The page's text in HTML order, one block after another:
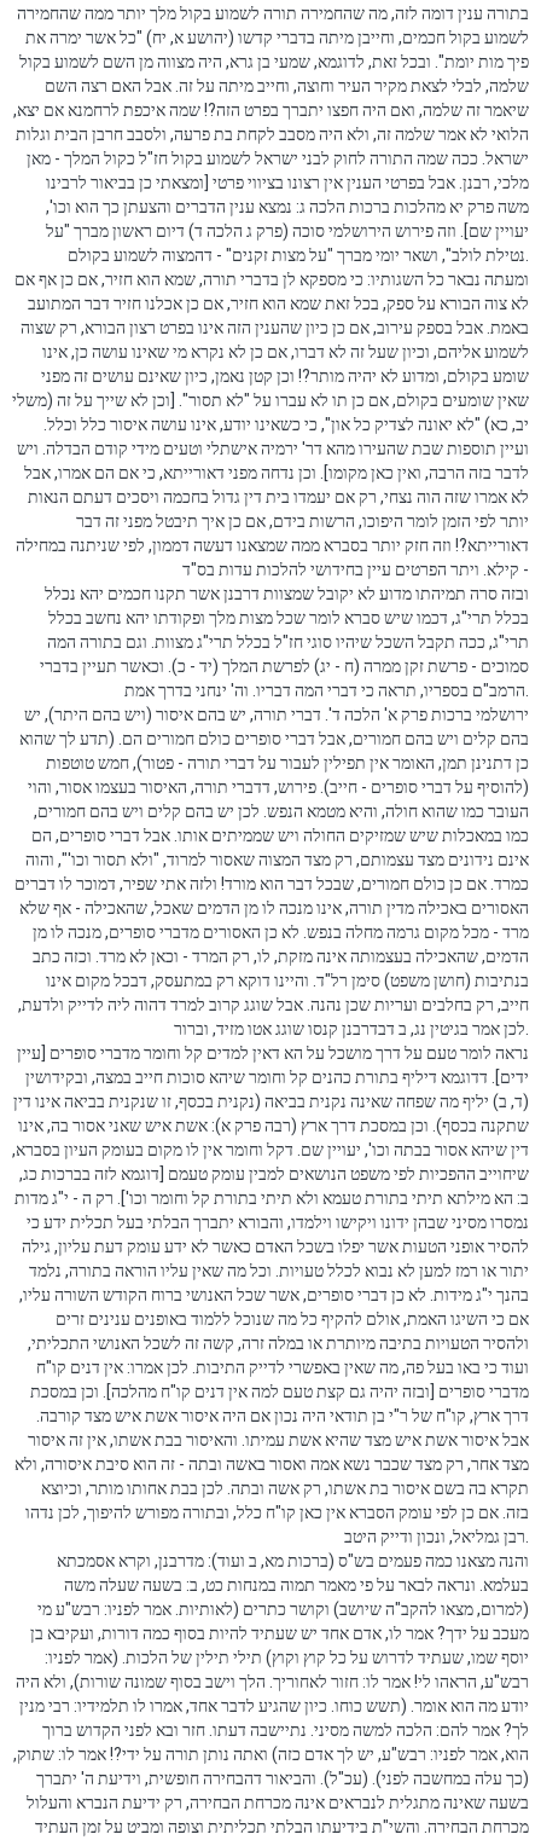
בתורה ענין דומה לזה, מה שהחמירה תורה לשמוע בקול מלך יותר ממה שהחמירה
לשמוע בקול חכמים, וחייבן מיתה בדברי קדשו (יהושע א, יח) "כל אשר ימרה את
פיך מות יומת". ובכל זאת, לדוגמא, שמעי בן גרא, היה מצווה מן השם לשמוע בקול
שלמה, לבלי לצאת מקיר העיר וחוצה, וחייב מיתה על זה. אבל האם רצה השם
שיאמר זה שלמה, ואם היה חפצו יתברך בפרט הזה?! שמה איכפת לרחמנא אם יצא,
הלואי לא אמר שלמה זה, ולא היה מסבב לקחת בת פרעה, ולסבב חרבן הבית וגלות
ישראל. ככה שמה התורה לחוק לבני ישראל לשמוע בקול חז"ל כקול המלך - מאן
מלכי, רבנן. אבל בפרטי הענין אין רצונו בציווי פרטי [ומצאתי כן בביאור לרבינו
משה פרק יא מהלכות ברכות הלכה ג: נמצא ענין הדברים והצעתן כך הוא וכו',
יעויין שם]. וזה פירוש הירושלמי סוכה (פרק ג הלכה ד) דיום ראשון מברך "על
ומעתה נבאר כל השגותיו: כי מספקא לן בדברי תורה, שמא הוא חזיר, אם כן אף אם
לא צוה הבורא על ספק, בכל זאת שמא הוא חזיר, אם כן אכלנו חזיר דבר המתועב
באמת. אבל בספק עירוב, אם כן כיון שהענין הזה אינו בפרט רצון הבורא, רק שצוה
לשמוע אליהם, וכיון שעל זה לא דברו, אם כן לא נקרא מי שאינו עושה כן, אינו
שומע בקולם, ומדוע לא יהיה מותר?! וכן קטן נאמן, כיון שאינם עושים זה מפני
שאין שומעים בקולם, אם כן תו לא עברו על "לא תסור". [וכן לא שייך על זה (משלי
יב, כא) "לא יאונה לצדיק כל און", כי כשאינו יודע, אינו עושה איסור כלל וכלל.
ועיין תוספות שבת שהעירו מהא דר' ירמיה אישתלי וטעים מידי קודם הבדלה. ויש
לדבר בזה הרבה, ואין כאן מקומו]. וכן נדחה מפני דאורייתא, כי אם הם אמרו, אבל
לא אמרו שזה הוה נצחי, רק אם יעמדו בית דין גדול בחכמה ויסכים דעתם הנאות
יותר לפי הזמן לומר היפוכו, הרשות בידם, אם כן איך תיבטל מפני זה דבר
דאורייתא?! וזה חזק יותר בסברא ממה שמצאנו דעשה דממון, לפי שניתנה במחילה
- קילא. ויתר הפרטים עיין בחידושי להלכות עדות בס"ד
ובזה סרה תמיהתו מדוע לא יקובל שמצוות דרבנן אשר תקנו חכמים יהא נכלל
בכלל תרי"ג, דכמו שיש סברא לומר שכל מצות מלך ופקודתו יהא נחשב בכלל
תרי"ג, ככה תקבל השכל שיהיו סוגי חז"ל בכלל תרי"ג מצוות. וגם בתורה המה
סמוכים - פרשת זקן ממרה (ח - יג) לפרשת המלך (יד - כ). וכאשר תעיין בדברי
ירושלמי ברכות פרק א' הלכה ד'. דברי תורה, יש בהם איסור (ויש בהם היתר), יש
בהם קלים ויש בהם חמורים, אבל דברי סופרים כולם חמורים הם. (תדע לך שהוא
כן דתנינן תמן, האומר אין תפילין לעבור על דברי תורה - פטור), חמש טוטפות
(להוסיף על דברי סופרים - חייב). פירוש, דדברי תורה, האיסור בעצמו אסור, והוי
העובר כמו שהוא חולה, והיא מטמא הנפש. לכן יש בהם קלים ויש בהם חמורים,
כמו במאכלות שיש שמזיקים החולה ויש שממיתים אותו. אבל דברי סופרים, הם
אינם נידונים מצד עצמותם, רק מצד המצוה שאסור למרוד, "ולא תסור וכו'", והוה
כמרד. אם כן כולם חמורים, שבכל דבר הוא מורד! ולזה אתי שפיר, דמוכר לו דברים
האסורים באכילה מדין תורה, אינו מנכה לו מן הדמים שאכל, שהאכילה - אף שלא
מרד - מכל מקום גרמה מחלה בנפש. לא כן האסורים מדברי סופרים, מנכה לו מן
הדמים, שהאכילה בעצמותה אינה מזקת, לו, רק המרד - וכאן לא מרד. וכזה כתב
בנתיבות (חושן משפט) סימן רל"ד. והיינו דוקא רק במתעסק, דבכל מקום אינו
חייב, רק בחלבים ועריות שכן נהנה. אבל שוגג קרוב למרד דהוה ליה לדייק ולדעת,
נראה לומר טעם על דרך מושכל על הא דאין למדים קל וחומר מדברי סופרים [עיין
ידים]. דדוגמא דיליף בתורת כהנים קל וחומר שיהא סוכות חייב במצה, ובקידושין
(ד, ב) יליף מה שפחה שאינה נקנית בביאה (נקנית בכסף, זו שנקנית בביאה אינו דין
שתקנה בכסף). וכן במסכת דרך ארץ (רבה פרק א): אשת איש שאני אסור בה, אינו
דין שיהא אסור בבתה וכו', יעויין שם. דקל וחומר אין לו מקום בעומק העיון בסברא,
שיחוייב ההפכיות לפי משפט הנושאים למבין עומק טעמם [דוגמא לזה בברכות כג,
ב: הא מילתא תיתי בתורת טעמא ולא תיתי בתורת קל וחומר וכו']. רק ה - י"ג מדות
נמסרו מסיני שבהן ידונו ויקישו וילמדו, והבורא יתברך הבלתי בעל תכלית ידע כי
להסיר אופני הטעות אשר יפלו בשכל האדם כאשר לא ידע עומק דעת עליון, גילה
יתור או רמז למען לא נבוא לכלל טעויות. וכל מה שאין עליו הוראה בתורה, נלמד
בהנך י"ג מידות. לא כן דברי סופרים, אשר שכל האנושי ברוח הקודש השורה עליו,
אם כי השיגו האמת, אולם להקיף כל מה שנוכל ללמוד באופנים ענינים זרים
ולהסיר הטעויות בתיבה מיותרת או במלה זרה, קשה זה לשכל האנושי התכליתי,
ועוד כי באו בעל פה, מה שאין באפשרי לדייק התיבות. לכן אמרו: אין דנים קו"ח
מדברי סופרים [ובזה יהיה גם קצת טעם למה אין דנים קו"ח מהלכה]. וכן במסכת
דרך ארץ, קו"ח של ר"י בן תודאי היה נכון אם היה איסור אשת איש מצד קורבה.
אבל איסור אשת איש מצד שהיא אשת עמיתו. והאיסור בבת אשתו, אין זה איסור
מצד אחר, רק מצד שכבר נשא אמה ואסור באשה ובתה - זה הוא סיבת איסורה, ולא
תקרא בה בשם איסור בת אשתו, רק אשה ובתה. לכן בבת אחותו מותר, וכיוצא
בזה. אם כן לפי עומק הסברא אין כאן קו"ח כלל, ובתורה מפורש להיפוך, לכן נדהו
והנה מצאנו כמה פעמים בש"ס (ברכות מא, ב ועוד): מדרבנן, וקרא אסמכתא
בעלמא. ונראה לבאר על פי מאמר תמוה במנחות כט, ב: בשעה שעלה משה
(למרום, מצאו להקב"ה שיושב) וקושר כתרים (לאותיות. אמר לפניו: רבש"ע מי
מעכב על ידך? אמר לו, אדם אחד יש שעתיד להיות בסוף כמה דורות, ועקיבא בן
יוסף שמו, שעתיד לדרוש על כל קוץ וקוץ) תילי תילין של הלכות. (אמר לפניו:
רבש"ע, הראהו לי! אמר לו: חזור לאחוריך. הלך וישב בסוף שמונה שורות), ולא היה
יודע מה הוא אומר. (תשש כוחו. כיון שהגיע לדבר אחד, אמרו לו תלמידיו: רבי מנין
לך? אמר להם: הלכה למשה מסיני. נתיישבה דעתו. חזר ובא לפני הקדוש ברוך
הוא, אמר לפניו: רבש"ע, יש לך אדם כזה) ואתה נותן תורה על ידי?! אמר לו: שתוק,
(כך עלה במחשבה לפני). (עכ"ל). והביאור דהבחירה חופשית, וידיעת ה' יתברך
בשעה שאינה מתגלית לנבראים אינה מכרחת הבחירה, רק ידיעת הנברא והעלול
מכרחת הבחירה. והשי"ת בידיעתו הבלתי תכליתית וצופה ומביט על זמן העתיד